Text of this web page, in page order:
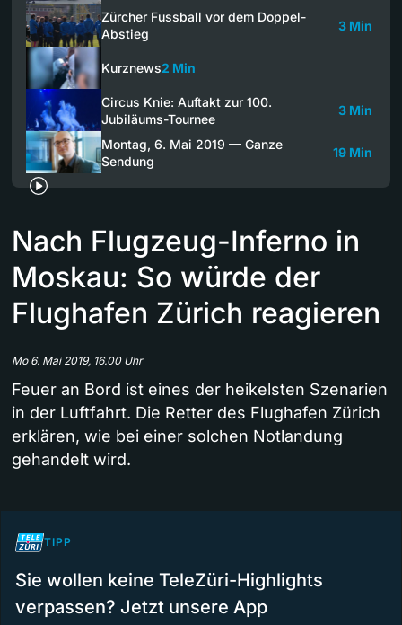
Zürcher Fussball vor dem Doppel-
Abstieg
3 Min
Kurznews2 Min
Circus Knie: Auftakt zur 100.
Jubiläums-Tournee
3 Min
Montag, 6. Mai 2019 — Ganze
Sendung
19 Min
Nach Flugzeug-Inferno in
Moskau: So würde der
Flughafen Zürich reagieren
Mo 6. Mai 2019, 16.00 Uhr
Feuer an Bord ist eines der heikelsten Szenarien
in der Luftfahrt. Die Retter des Flughafen Zürich
erklären, wie bei einer solchen Notlandung
gehandelt wird.
TIPP
Sie wollen keine TeleZüri-Highlights
verpassen? Jetzt unsere App